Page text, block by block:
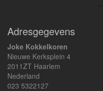
Adresgegevens
Joke Kokkelkoren
Nieuwe Kerksplein 4
2011ZT Haarlem
Nederland
023 5322127